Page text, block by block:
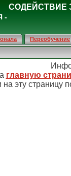
Переобучение
СОДЕЙСТВИЕ
-
главную
эту страницу